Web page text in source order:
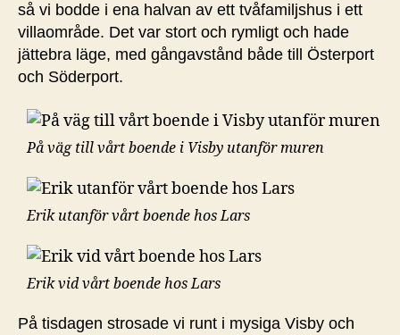
så vi bodde i ena halvan av ett tvåfamiljshus i ett
villaområde. Det var stort och rymligt och hade
jättebra läge, med gångavstånd både till Österport
och Söderport.
På väg till vårt boende i Visby utanför muren
Erik utanför vårt boende hos Lars
Erik vid vårt boende hos Lars
På tisdagen strosade vi runt i mysiga Visby och